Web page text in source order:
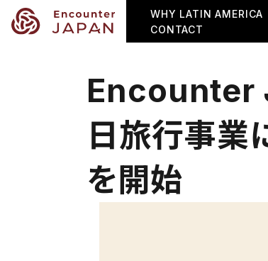
WHY LATIN AMERICA
CONTACT
Encounter
日旅行事業
を開始